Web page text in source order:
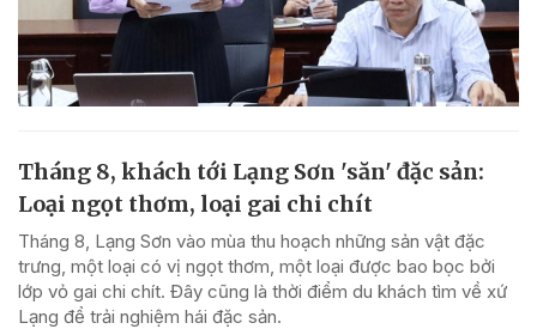
Tháng 8, khách tới Lạng Sơn 'săn' đặc sản:
Loại ngọt thơm, loại gai chi chít
Tháng 8, Lạng Sơn vào mùa thu hoạch những sản vật đặc
trưng, một loại có vị ngọt thơm, một loại được bao bọc bởi
lớp vỏ gai chi chít. Đây cũng là thời điểm du khách tìm về xứ
Lạng để trải nghiệm hái đặc sản.